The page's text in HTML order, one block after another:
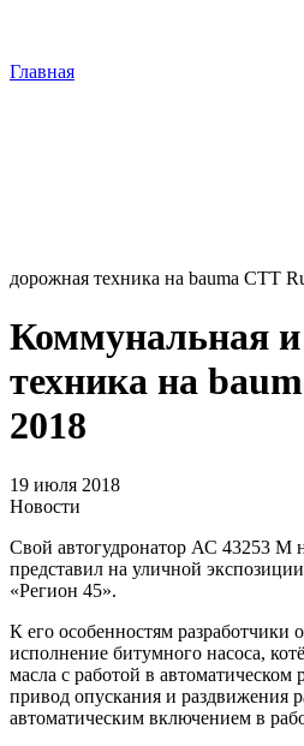
Главная
дорожная техника на bauma СТТ
Коммунальная
техника на
2018
19 июля 2018
Новости
Свой автогудронатор АС 43253 М
представил на уличной
«Регион 45».
К его особенностям разработчики
исполнение битумного насоса,
масла с работой в
привод опускания и раздвижения
автоматическим включением в